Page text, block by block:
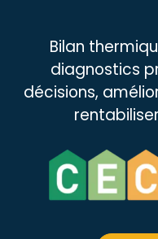
Bilan
diagnostics
décisions,